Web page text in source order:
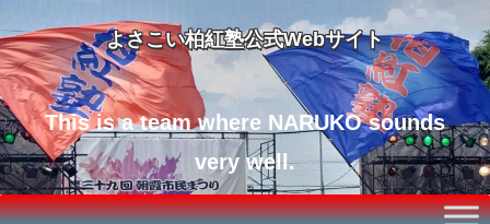
よさこい柏紅塾公式Webサイト
This is a team where NARUKO sounds
very well.